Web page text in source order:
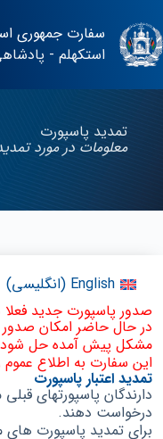
سفارت جمهوری
استکهلم -
تمدید پاسپورت
معلومات در مورد
English
(انگلیسی)
صدور پاسپورت جدید فعلا
در حال حاضر امکان
مشکل پیش آمده حل شود
این سفارت به اطلاع
تمدید اعتبار پاسپورت
دارندگان پاسپورتهای
درخواست دهند.